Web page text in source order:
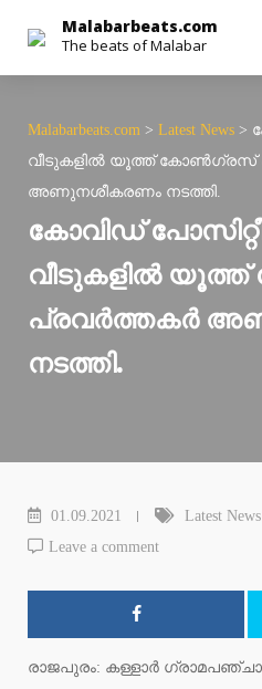
content
Malabarbeats.com
The beats of Malabar
Malabarbeats.com > Latest News >
വീടുകളില്‍ യൂത്ത് കോണ്‍ഗ്രസ്
അണുനശീകരണം നടത്തി.
കോവിഡ്
വീടുകളില്‍
പ്രവര്‍ത്തകര്‍
നടത്തി.
01.09.2021 Latest News
Leave a comment
രാജപുരം: കള്ളാര്‍